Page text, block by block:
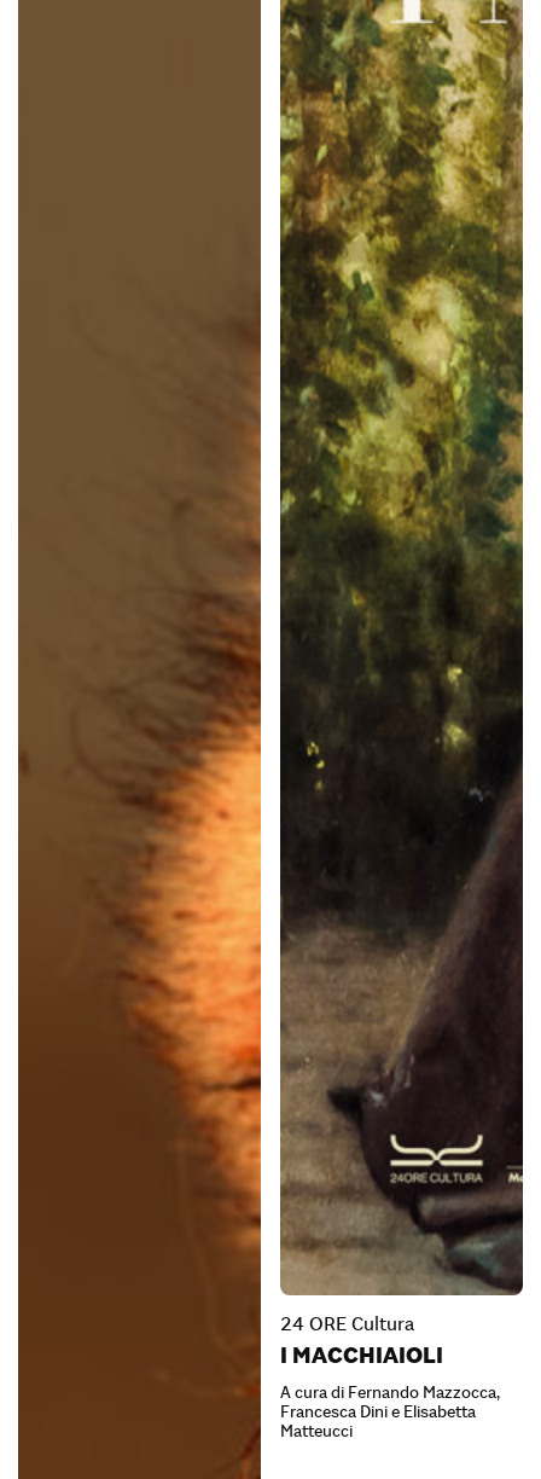
24 ORE Cultura
I MACCHIAIOLI
A cura di Fernando Mazzocca,
Francesca Dini e Elisabetta
Matteucci